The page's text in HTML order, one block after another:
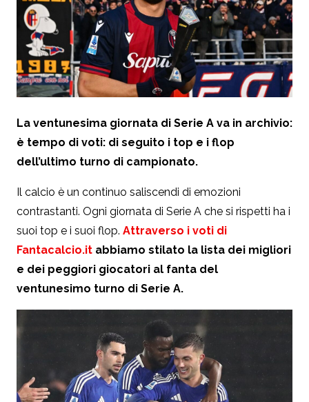
La ventunesima giornata di Serie A va in archivio:
è tempo di voti: di seguito i top e i flop
dell’ultimo turno di campionato.
Il calcio è un continuo saliscendi di emozioni
contrastanti. Ogni giornata di Serie A che si rispetti ha i
suoi top e i suoi flop. Attraverso i voti di
Fantacalcio.it abbiamo stilato la lista dei migliori
e dei peggiori giocatori al fanta del
ventunesimo turno di Serie A.